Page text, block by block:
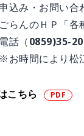
込み・お問い
んのＨＰ「各
（0859)35-
間により松江
こちら